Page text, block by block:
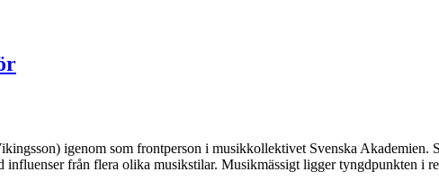
igenom som frontperson i musikkollektivet Svenska Akademien.
influenser från flera olika musikstilar. Musikmässigt ligger tyngdpunkten i